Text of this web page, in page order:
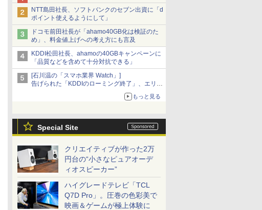
NTT島田社長、ソフトバンクのセブン出資に「d
ポイント使えるようにして」
ドコモ前田社長が「ahamo40GB化は検証のた
め」、料金値上げへの考え方にも言及
KDDI松田社長、ahamoの40GBキャンペーンに
「品質などを含めて十分対抗できる」
[石川温の「スマホ業界 Watch」]
告げられた「KDDIのローミング終了」、エリア
マップの落とし穴と楽天モバイルの課題
もっと見る
Special Site
クリエイティブが作った2万
円台の“小さなピュアオーデ
ィオスピーカー”
ハイグレードテレビ「TCL
Q7D Pro」。圧巻の色彩美で
映画＆ゲームが極上体験に